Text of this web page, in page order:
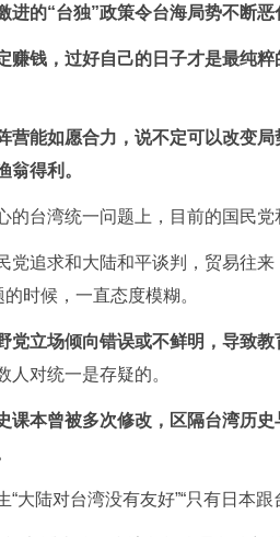
进的“台独”政策令台海局势不断恶
赚钱，过好自己的日子才是最纯
营能如愿合力，说不定可以改变局
翁得利。
的台湾统一问题上，目前的国民
党追求和大陆和平谈判，贸易往
时候，一直态度模糊。
党立场倾向错误或不鲜明，导致
人对统一是存疑的。
课本曾被多次修改，区隔台湾历
大陆对台湾没有友好”“只有日本跟